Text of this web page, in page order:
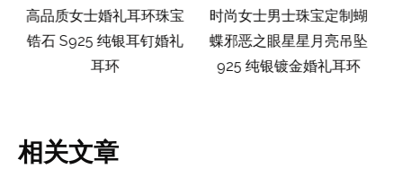
时尚女士男士珠宝定制蝴
蝶邪恶之眼星星月亮吊坠
925 纯银镀金婚礼耳环
时尚简约男士女士素色戒
指珠宝无石 8 毫米 18K 金
结婚手指钛钢戒指
相关文章